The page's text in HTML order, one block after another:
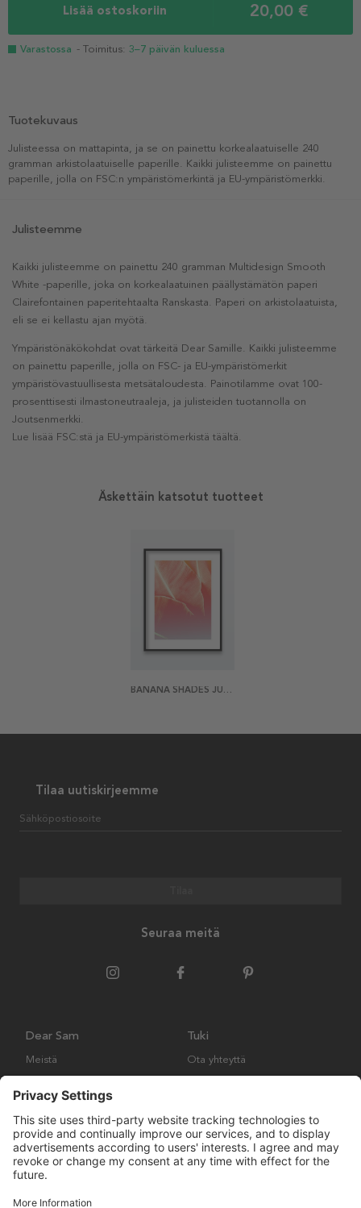
Lisää ostoskoriin 20,00 €
Varastossa - Toimitus: 3–7 päivän kuluessa
Tuotekuvaus
Julisteessa on mattapinta, ja se on painettu korkealaatuiselle 240
gramman arkistolaatuiselle paperille. Kaikki julisteemme on painettu
paperille, jolla on FSC:n ympäristömerkintä ja EU-ympäristömerkki.
Julisteemme
Kaikki julisteemme on painettu 240 gramman Multidesign Smooth
White -paperille, joka on korkealaatuinen päällystämätön paperi
Clairefontainen paperitehtaalta Ranskasta. Paperi on arkistolaatuista,
eli se ei kellastu ajan myötä.
Ympäristönäkökohdat ovat tärkeitä Dear Samille. Kaikki julisteemme
on painettu paperille, jolla on FSC- ja EU-ympäristömerkit
ympäristövastuullisesta metsätaloudesta. Painotilamme ovat 100-
prosenttisesti ilmastoneutraaleja, ja julisteiden tuotannolla on
Joutsenmerkki.
Lue lisää FSC:stä ja EU-ympäristömerkistä täältä.
Äskettäin katsotut tuotteet
BANANA SHADES JULISTE
Tilaa uutiskirjeemme
Sähköpostiosoite
Seuraa meitä
Dear Sam
Meistä
Tuki
Ota yhteyttä
Palautukset ja vaatimukset